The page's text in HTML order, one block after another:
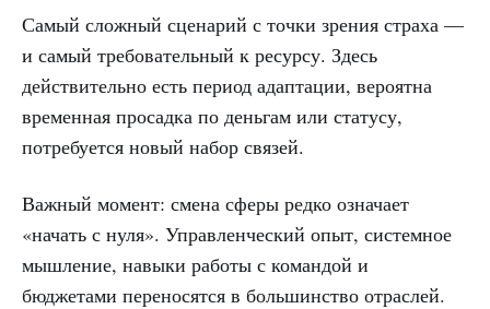
Самый сложный сценарий с точки зрения страха —
и самый требовательный к ресурсу. Здесь
действительно есть период адаптации, вероятна
временная просадка по деньгам или статусу,
потребуется новый набор связей.
Важный момент: смена сферы редко означает
«начать с нуля». Управленческий опыт, системное
мышление, навыки работы с командой и
бюджетами переносятся в большинство отраслей.